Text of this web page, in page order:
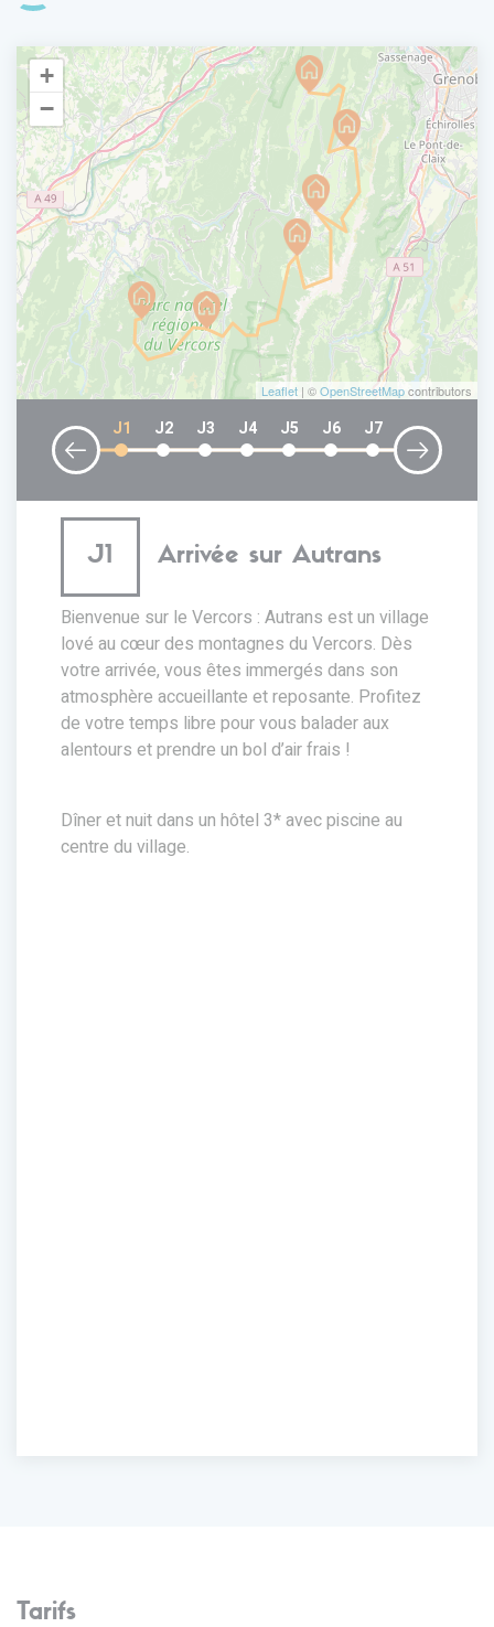
+
−
Leaflet | ©OpenStreetMapcontributors
J1 J2 J3 J4 J5 J6 J7
J1 Arrivée sur Autrans
Bienvenue sur le Vercors : Autrans est un village
lové au cœur des montagnes du Vercors. Dès
votre arrivée, vous êtes immergés dans son
atmosphère accueillante et reposante. Profitez
de votre temps libre pour vous balader aux
alentours et prendre un bol d’air frais !
Dîner et nuit dans un hôtel 3* avec piscine au
centre du village.
Tarifs